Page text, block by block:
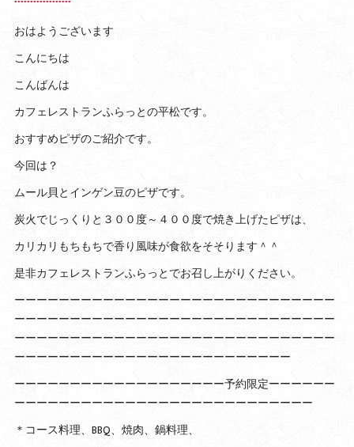
おはようございます
こんにちは
こんばんは
カフェレストランふらっとの平松です。
おすすめピザのご紹介です。
今回は？
ムール貝とインゲン豆のピザです。
炭火でじっくりと３００度～４００度で焼き上げたピザは、
カリカリもちもちで香り風味が食欲をそそります＾＾
是非カフェレストランふらっとでお召し上がりください。
ーーーーーーーーーーーーーーーーーーーーーーーーーーーーー
ーーーーーーーーーーーーーーーーーーーーーーーーーーーーー
ーーーーーーーーーーーーーーーーーーーーーーーーーーーーー
ーーーーーーーーーーーーーーーーーーーーーーーーー
ーーーーーーーーーーーーーーーーーーー予約限定ーーーーーー
ーーーーーーーーーーーーーーーーーーーーーーーーーーー
＊コース料理、BBQ、焼肉、鍋料理、